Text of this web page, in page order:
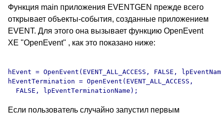
Функция main приложения EVENTGEN прежде всего
открывает объекты-события, созданные приложением
EVENT. Для этого она вызывает функцию OpenEvent
XE "OpenEvent" , как это показано ниже:
hEvent = OpenEvent(EVENT_ALL_ACCESS, FALSE,
hEventTermination = OpenEvent(EVENT_ALL_ACCESS,
Если пользователь случайно запустил первым